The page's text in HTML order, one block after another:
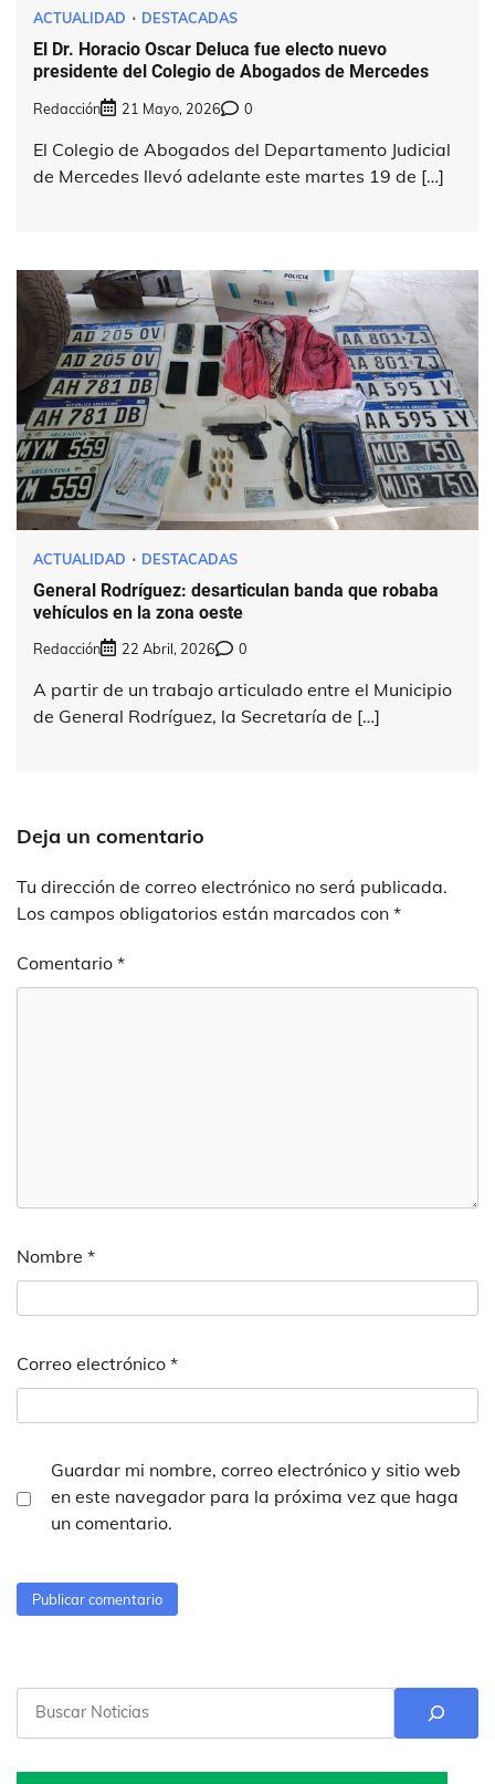
ACTUALIDAD DESTACADAS
El Dr. Horacio Oscar Deluca fue electo nuevo
presidente del Colegio de Abogados de Mercedes
Redacción 21 Mayo, 2026 0
El Colegio de Abogados del Departamento Judicial
de Mercedes llevó adelante este martes 19 de […]
ACTUALIDAD DESTACADAS
General Rodríguez: desarticulan banda que robaba
vehículos en la zona oeste
Redacción 22 Abril, 2026 0
A partir de un trabajo articulado entre el Municipio
de General Rodríguez, la Secretaría de […]
Deja un comentario
Tu dirección de correo electrónico no será publicada.
Los campos obligatorios están marcados con *
Comentario *
Nombre *
Correo electrónico *
Guardar mi nombre, correo electrónico y sitio web
en este navegador para la próxima vez que haga
un comentario.